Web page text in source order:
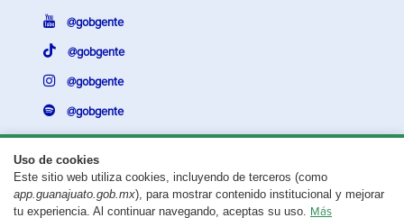
Uso de cookies
Este sitio web utiliza cookies, incluyendo de terceros (como
app.guanajuato.gob.mx), para mostrar contenido institucional y mejorar
tu experiencia. Al continuar navegando, aceptas su uso. Más
@gobgente
@gobgente
@gobgente
@gobgente
¿Existe algún problema con esta página?Repórtalo aquí.